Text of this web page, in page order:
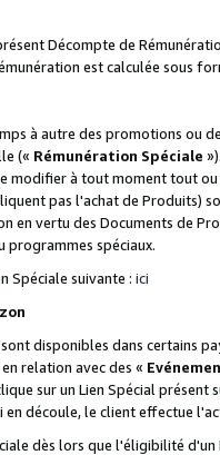
Décompte de
est calculée sous
à autre des promotions ou
(« Rémunération Spéciale
modifier à tout moment tout
pas l'achat de Produits)
en vertu des Documents de
programmes spéciaux.
Spéciale suivante : ici
disponibles dans certains
relation avec des «
sur un Lien Spécial
découle, le client effectue
dès lors que l'éligibilité